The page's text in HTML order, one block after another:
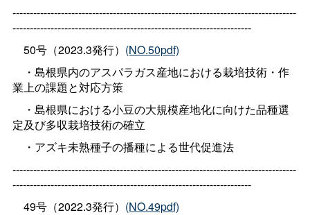
----------------------------------------------------------------------------------
---------------------------------------------------------------------
50号（2023.3発行） (NO.50pdf)
・島根県内のアスパラガス産地における栽培技術・作
業上の課題と対応方策
・島根県における小豆の大規模産地化に向けた品種選
定及び多収栽培技術の確立
・アズキ未熟種子の播種による世代促進法
----------------------------------------------------------------------------------
---------------------------------------------------------------------
49号（2022.3発行） (NO.49pdf)